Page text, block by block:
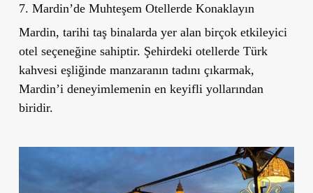
7. Mardin’de Muhteşem Otellerde Konaklayın
Mardin, tarihi taş binalarda yer alan birçok etkileyici
otel seçeneğine sahiptir. Şehirdeki otellerde Türk
kahvesi eşliğinde manzaranın tadını çıkarmak,
Mardin’i deneyimlemenin en keyifli yollarından
biridir.